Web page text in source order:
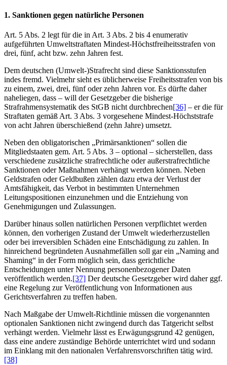
1. Sanktionen gegen natürliche Personen
Art. 5 Abs. 2 legt für die in Art. 3 Abs. 2 bis 4 enumerativ
aufgeführten Umweltstraftaten Mindest-Höchstfreiheitsstrafen von
drei, fünf, acht bzw. zehn Jahren fest.
Dem deutschen (Umwelt-)Strafrecht sind diese Sanktionsstufen
indes fremd. Vielmehr sieht es üblicherweise Freiheitsstrafen von bis
zu einem, zwei, drei, fünf oder zehn Jahren vor. Es dürfte daher
naheliegen, dass – will der Gesetzgeber die bisherige
Strafrahmensystematik des StGB nicht durchbrechen[36] – er die für
Straftaten gemäß Art. 3 Abs. 3 vorgesehene Mindest-Höchststrafe
von acht Jahren überschießend (zehn Jahre) umsetzt.
Neben den obligatorischen „Primärsanktionen“ sollen die
Mitgliedstaaten gem. Art. 5 Abs. 3 – optional – sicherstellen, dass
verschiedene zusätzliche strafrechtliche oder außerstrafrechtliche
Sanktionen oder Maßnahmen verhängt werden können. Neben
Geldstrafen oder Geldbußen zählen dazu etwa der Verlust der
Amtsfähigkeit, das Verbot in bestimmten Unternehmen
Leitungspositionen einzunehmen und die Entziehung von
Genehmigungen und Zulassungen.
Darüber hinaus sollen natürlichen Personen verpflichtet werden
können, den vorherigen Zustand der Umwelt wiederherzustellen
oder bei irreversiblen Schäden eine Entschädigung zu zahlen. In
hinreichend begründeten Ausnahmefällen soll gar ein „Naming and
Shaming“ in der Form möglich sein, dass gerichtliche
Entscheidungen unter Nennung personenbezogener Daten
veröffentlich werden.[37] Der deutsche Gesetzgeber wird daher ggf.
eine Regelung zur Veröffentlichung von Informationen aus
Gerichtsverfahren zu treffen haben.
Nach Maßgabe der Umwelt-Richtlinie müssen die vorgenannten
optionalen Sanktionen nicht zwingend durch das Tatgericht selbst
verhängt werden. Vielmehr lässt es Erwägungsgrund 42 genügen,
dass eine andere zuständige Behörde unterrichtet wird und sodann
im Einklang mit den nationalen Verfahrensvorschriften tätig wird.
[38]